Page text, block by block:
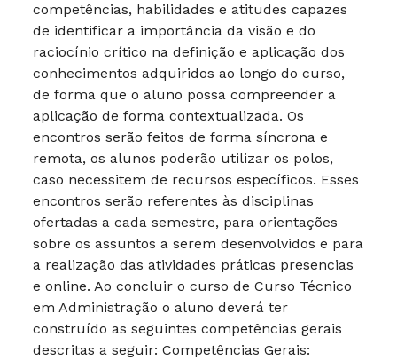
competências, habilidades e atitudes capazes
de identificar a importância da visão e do
raciocínio crítico na definição e aplicação dos
conhecimentos adquiridos ao longo do curso,
de forma que o aluno possa compreender a
aplicação de forma contextualizada. Os
encontros serão feitos de forma síncrona e
remota, os alunos poderão utilizar os polos,
caso necessitem de recursos específicos. Esses
encontros serão referentes às disciplinas
ofertadas a cada semestre, para orientações
sobre os assuntos a serem desenvolvidos e para
a realização das atividades práticas presencias
e online. Ao concluir o curso de Curso Técnico
em Administração o aluno deverá ter
construído as seguintes competências gerais
descritas a seguir: Competências Gerais: